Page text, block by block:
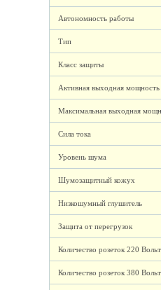
Автономность работы
Тип
Класс защиты
Активная выходная мощность
Максимальная выходная
Сила тока
Уровень шума
Шумозащитный кожух
Низкошумный глушитель
Защита от перегрузок
Количество розеток 220 Вольт
Количество розеток 380 Вольт